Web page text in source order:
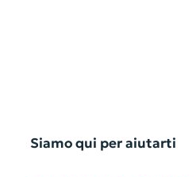
Siamo qui per aiutarti